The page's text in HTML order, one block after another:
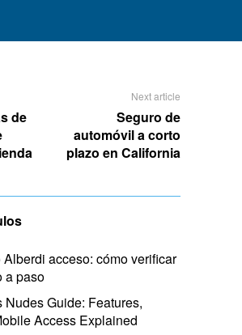
de
Next article
Seguro de
automóvil a corto
plazo en California
acceso: cómo verificar
a paso
Nudes Guide: Features,
Access Explained